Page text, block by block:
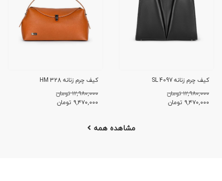
کیف چرم زنانه SL 4097
۱۲,۹۸۰,۰۰۰ تومان
۹,۴۷۰,۰۰۰ تومان
کیف چرم زنانه HM 328
۱۲,۹۸۰,۰۰۰ تومان
۹,۴۷۰,۰۰۰ تومان
مشاهده همه